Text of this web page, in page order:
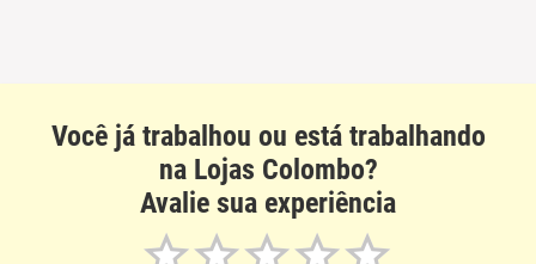
Você já trabalhou ou está trabalhando
na Lojas Colombo?
Avalie sua experiência